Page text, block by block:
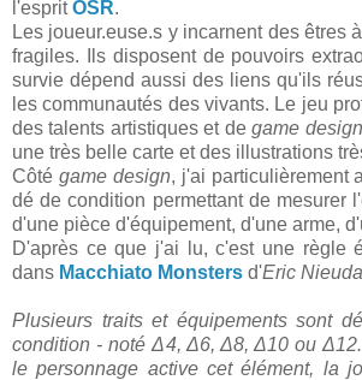
l'espritOSR.
Les joueur.euse.s y incarnent des êtres
fragiles. Ils disposent de pouvoirs
survie dépend aussi des liens qu'ils
les communautés des vivants. Le jeu
des talents artistiques et degame
une très belle carte et des illustrations
Côté game design, j'ai particulièrement
dé de condition permettant de mesurer
d'une pièce d'équipement, d'une arme,
D'après ce que j'ai lu, c'est une règle
dans Macchiato Monsters d'Eric
Plusieurs traits et équipements sont
condition - noté Δ4, Δ6, Δ8, Δ10 ou
le personnage active cet élément, la